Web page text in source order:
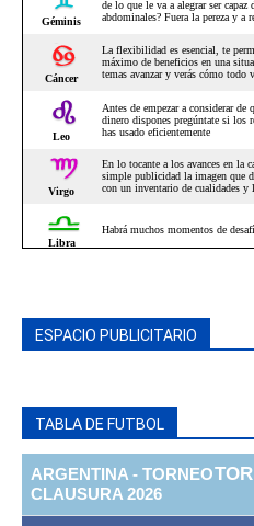
ESPACIO PUBLICITARIO
TABLA DE FUTBOL